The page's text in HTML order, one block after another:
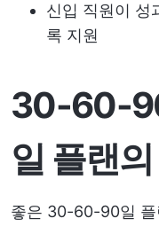
신입 직원이 성
록 지원
30-60-
일 플랜
좋은 30-60-90일 플